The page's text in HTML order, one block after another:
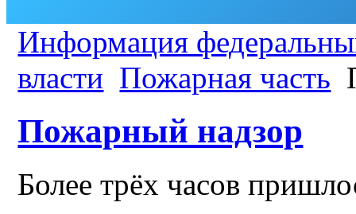
Информация
власти Пожарная часть
Пожарный надзор
Более трёх часов